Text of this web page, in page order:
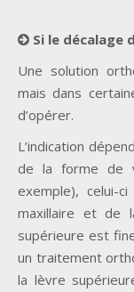
Si le
Une solution
mais dans
d’opérer.
L’indication
de la forme de
exemple), celui-
maxillaire et de
supérieure est
un traitement
la lèvre